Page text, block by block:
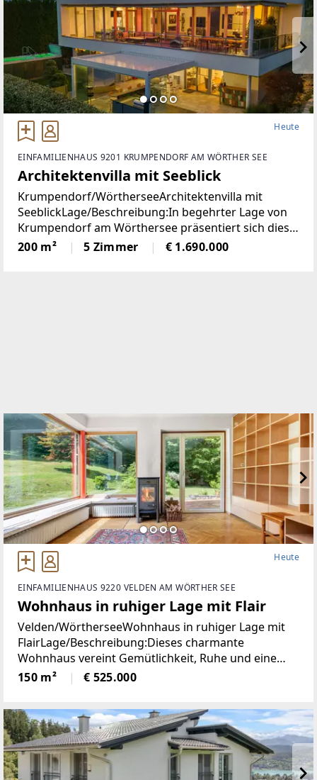
Heute
EINFAMILIENHAUS 9201 KRUMPENDORF AM WÖRTHER SEE
Architektenvilla mit Seeblick
Krumpendorf/WörtherseeArchitektenvilla mit
SeeblickLage/Beschreibung:In begehrter Lage von
Krumpendorf am Wörthersee präsentiert sich diese
herausragende Architekten-Villa als ein wahres
Refugium für Anspruchsvolle. Die im Jahr 2010
200 m² 5 Zimmer € 1.690.000
Heute
EINFAMILIENHAUS 9220 VELDEN AM WÖRTHER SEE
Wohnhaus in ruhiger Lage mit Flair
Velden/WörtherseeWohnhaus in ruhiger Lage mit
FlairLage/Beschreibung:Dieses charmante
Wohnhaus vereint Gemütlichkeit, Ruhe und eine
hohe Lebensqualität in unmittelbarer Nähe zum
Zentrum von Velden. Eingebettet in eine
150 m² € 525.000